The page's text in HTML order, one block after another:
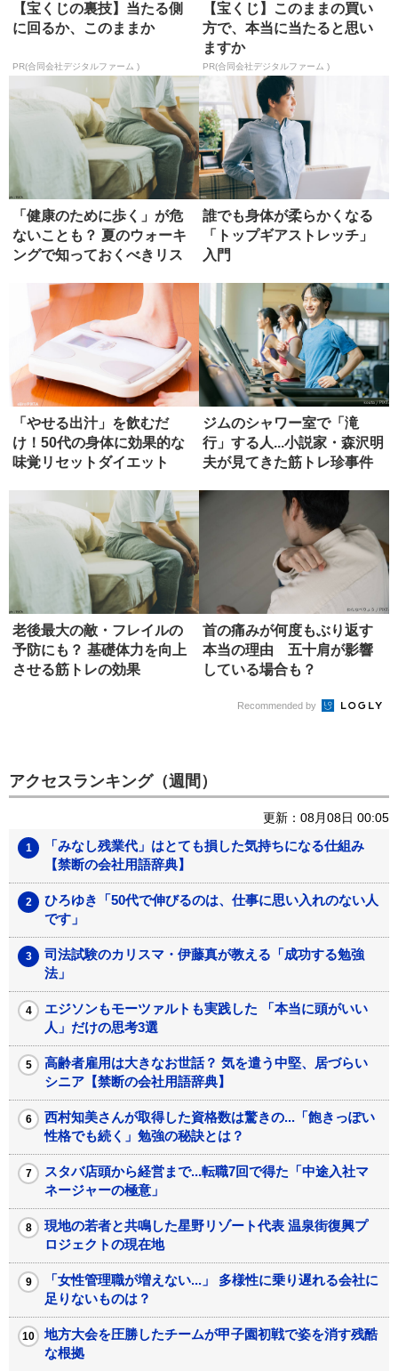
【宝くじの裏技】当たる側
に回るか、このままか
PR(合同会社デジタルファーム )
【宝くじ】このままの買い
方で、本当に当たると思い
ますか
PR(合同会社デジタルファーム )
「健康のために歩く」が危
ないことも？ 夏のウォーキ
ングで知っておくべきリス
誰でも身体が柔らかくなる
「トップギアストレッチ」
入門
「やせる出汁」を飲むだ
け！50代の身体に効果的な
味覚リセットダイエット
ジムのシャワー室で「滝
行」する人...小説家・森沢明
夫が見てきた筋トレ珍事件
老後最大の敵・フレイルの
予防にも？ 基礎体力を向上
させる筋トレの効果
首の痛みが何度もぶり返す
本当の理由 五十肩が影響
している場合も？
Recommended by
アクセスランキング（週間）
更新：08月08日 00:05
「みなし残業代」はとても損した気持ちになる仕組み
【禁断の会社用語辞典】
ひろゆき「50代で伸びるのは、仕事に思い入れのない人
です」
司法試験のカリスマ・伊藤真が教える「成功する勉強
法」
エジソンもモーツァルトも実践した 「本当に頭がいい
人」だけの思考3選
高齢者雇用は大きなお世話？ 気を遣う中堅、居づらい
シニア【禁断の会社用語辞典】
西村知美さんが取得した資格数は驚きの...「飽きっぽい
性格でも続く」勉強の秘訣とは？
スタバ店頭から経営まで...転職7回で得た「中途入社マ
ネージャーの極意」
現地の若者と共鳴した星野リゾート代表 温泉街復興プ
ロジェクトの現在地
「女性管理職が増えない...」 多様性に乗り遅れる会社に
足りないものは？
地方大会を圧勝したチームが甲子園初戦で姿を消す残酷
な根拠